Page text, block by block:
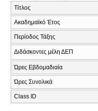
Τίτλος
Ακαδημαϊκό Έτος
Περίοδος Τάξης
Διδάσκοντες μέλη ΔΕΠ
Ώρες Εβδομαδιαία
Ώρες Συνολικά
Class ID